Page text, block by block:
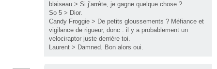
blaiseau > Si j’arrête, je gagne quelque chose ?
So 5 > Dior.
Candy Froggie > De petits gloussements ? Méfiance et
vigilance de rigueur, donc : il y a probablement un
velociraptor juste derrière toi.
Laurent > Damned. Bon alors oui.